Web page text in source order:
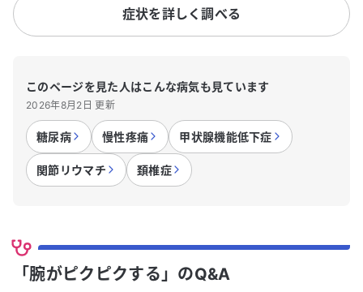
症状を詳しく調べる
このページを見た人はこんな病気も見ています
2026年8月2日 更新
糖尿病 慢性疼痛 甲状腺機能低下症
関節リウマチ 頚椎症
「腕がピクピクする」のQ&A